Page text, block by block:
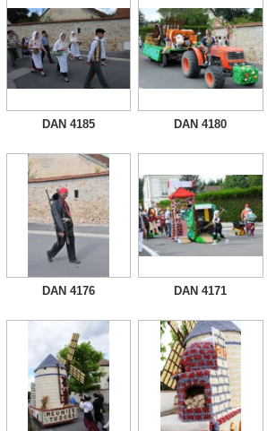
DAN 4185 DAN 4180
DAN 4176 DAN 4171